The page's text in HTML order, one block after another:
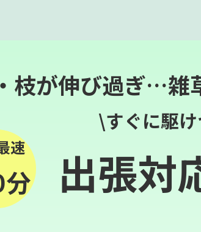
枝が伸び過ぎ…雑
速
\すぐに駆
出張対